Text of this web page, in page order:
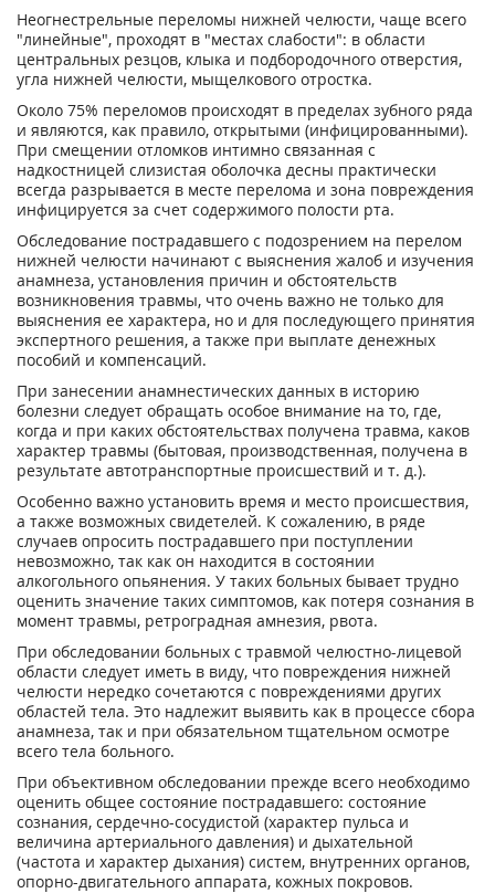
Неогнестрельные переломы нижней челюсти, чаще всего
"линейные", проходят в "местах слабости": в области
центральных резцов, клыка и подбородочного отверстия,
угла нижней челюсти, мыщелкового отростка.
Около 75% переломов происходят в пределах зубного ряда
и являются, как правило, открытыми (инфицированными).
При смещении отломков интимно связанная с
надкостницей слизистая оболочка десны практически
всегда разрывается в месте перелома и зона повреждения
инфицируется за счет содержимого полости рта.
Обследование пострадавшего с подозрением на перелом
нижней челюсти начинают с выяснения жалоб и изучения
анамнеза, установления причин и обстоятельств
возникновения травмы, что очень важно не только для
выяснения ее характера, но и для последующего принятия
экспертного решения, а также при выплате денежных
пособий и компенсаций.
При занесении анамнестических данных в историю
болезни следует обращать особое внимание на то, где,
когда и при каких обстоятельствах получена травма, каков
характер травмы (бытовая, производственная, получена в
результате автотранспортные происшествий и т. д.).
Особенно важно установить время и место происшествия,
а также возможных свидетелей. К сожалению, в ряде
случаев опросить пострадавшего при поступлении
невозможно, так как он находится в состоянии
алкогольного опьянения. У таких больных бывает трудно
оценить значение таких симптомов, как потеря сознания в
момент травмы, ретроградная амнезия, рвота.
При обследовании больных с травмой челюстно-лицевой
области следует иметь в виду, что повреждения нижней
челюсти нередко сочетаются с повреждениями других
областей тела. Это надлежит выявить как в процессе сбора
анамнеза, так и при обязательном тщательном осмотре
всего тела больного.
При объективном обследовании прежде всего необходимо
оценить общее состояние пострадавшего: состояние
сознания, сердечно-сосудистой (характер пульса и
величина артериального давления) и дыхательной
(частота и характер дыхания) систем, внутренних органов,
опорно-двигательного аппарата, кожных покровов.